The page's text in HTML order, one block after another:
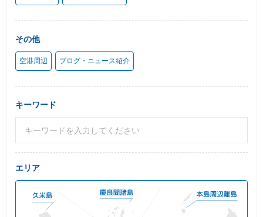
その他
空港周辺 ブログ・ニュース紹介
キーワード
エリア